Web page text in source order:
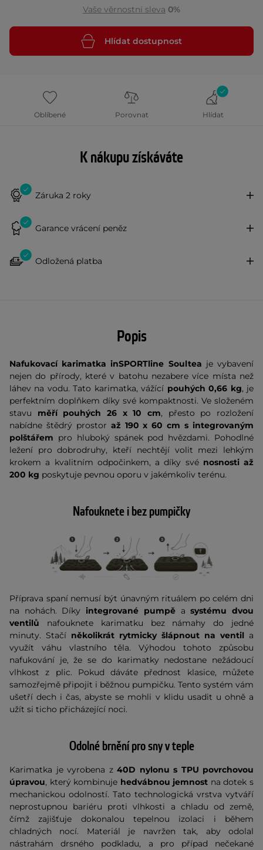
Vaše věrnostní sleva 0%
Hlídat dostupnost
Oblíbené Porovnat Hlídat
K nákupu získáváte
Záruka 2 roky
Garance vrácení peněz
Odložená platba
Popis
Nafukovací karimatka inSPORTline Soultea je vybavení
nejen do přírody, které v batohu nezabere více místa než
láhev na vodu. Tato karimatka, vážící pouhých 0,66 kg, je
perfektním doplňkem díky své kompaktnosti. Ve složeném
stavu měří pouhých 26 x 10 cm, přesto po rozložení
nabídne štědrý prostor až 190 x 60 cm s integrovaným
polštářem pro hluboký spánek pod hvězdami. Pohodlné
ležení pro dobrodruhy, kteří nechtějí volit mezi lehkým
krokem a kvalitním odpočinkem, a díky své nosnosti až
200 kg poskytuje pevnou oporu v jakémkoliv terénu.
Nafouknete i bez pumpičky
Příprava spaní nemusí být únavným rituálem po celém dni
na nohách. Díky integrované pumpě a systému dvou
ventilů nafouknete karimatku bez námahy do jedné
minuty. Stačí několikrát rytmicky šlápnout na ventil a
využít váhu vlastního těla. Výhodou tohoto způsobu
nafukování je, že se do karimatky nedostane nežádoucí
vlhkost z plic. Pokud dáváte přednost klasice, můžete
samozřejmě připojit i běžnou pumpičku. Tento systém vám
ušetří dech i čas, abyste se mohli v klidu usadit u ohně a
užít si ticho přicházející noci.
Odolné brnění pro sny v teple
Karimatka je vyrobena z40D nylonu s TPU povrchovou
úpravou, který kombinuje hedvábnou jemnost na dotek s
mechanickou odolností. Tato technologická vrstva vytváří
neprostupnou bariéru proti vlhkosti a chladu od země,
čímž zajišťuje dokonalou tepelnou izolaci i během
chladných nocí. Materiál je navržen tak, aby odolal
nástrahám drsného podkladu, a pro případ nečekané